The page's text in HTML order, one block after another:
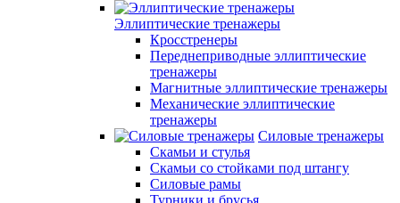
Эллиптические тренажеры
Кросстренеры
Переднеприводные эллиптические
тренажеры
Магнитные эллиптические тренажеры
Механические эллиптические
тренажеры
Силовые тренажеры
Скамьи и стулья
Скамьи со стойками под штангу
Силовые рамы
Турники и брусья